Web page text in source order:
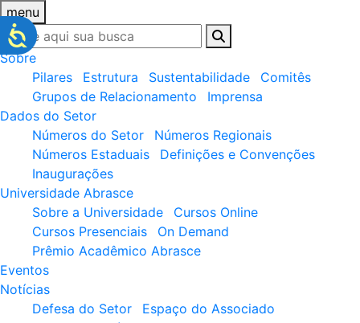
menu
Sobre
Pilares
Estrutura Sustentabilidade
Comitês
Grupos de Relacionamento
Imprensa
Dados do Setor
Números do Setor
Números Regionais
Números Estaduais
Definições e Convenções
Inaugurações
Universidade Abrasce
Sobre a Universidade
Cursos Online
Cursos Presenciais
On Demand
Prêmio Acadêmico Abrasce
Eventos
Notícias
Defesa do Setor
Espaço do Associado